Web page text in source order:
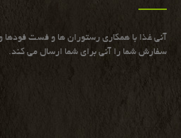
آنی غذا با همكاری رستوران ها و فست فودها و
سفارش شما را آنی برای شما ارسال می كند.